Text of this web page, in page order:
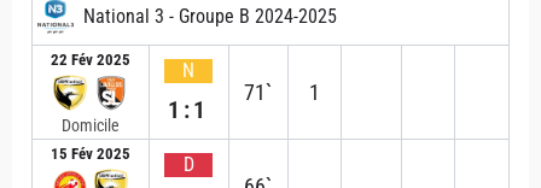
National 3 - Groupe B 2024-2025
22 Fév 2025
Domicile
N
1:1
71` 1
15 Fév 2025 D